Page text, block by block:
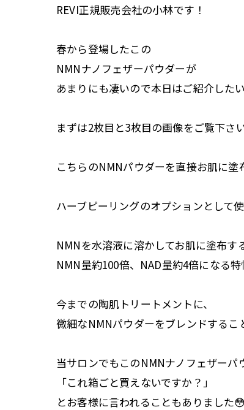
REVI正規販売会社の小林です！
春から登場したこの
NMNナノフェザーパウダーが
あまりにも凄いので本日はご紹介した
まずは2枚目と3枚目の画像をご覧下さ
こちらのNMNパウダーを直接お肌に
ハーブピーリングのオプションとして
NMNを水溶液に溶かしてお肌に塗布する
NMN量約100倍、NAD量約4倍になる特
今までの陶肌トリートメントに、
微細なNMNパウダーをブレンドするこ
当サロンでもこのNMNナノフェザーパ
「これ箱ごと買えないですか？」
とお客様に言われることもありました😳